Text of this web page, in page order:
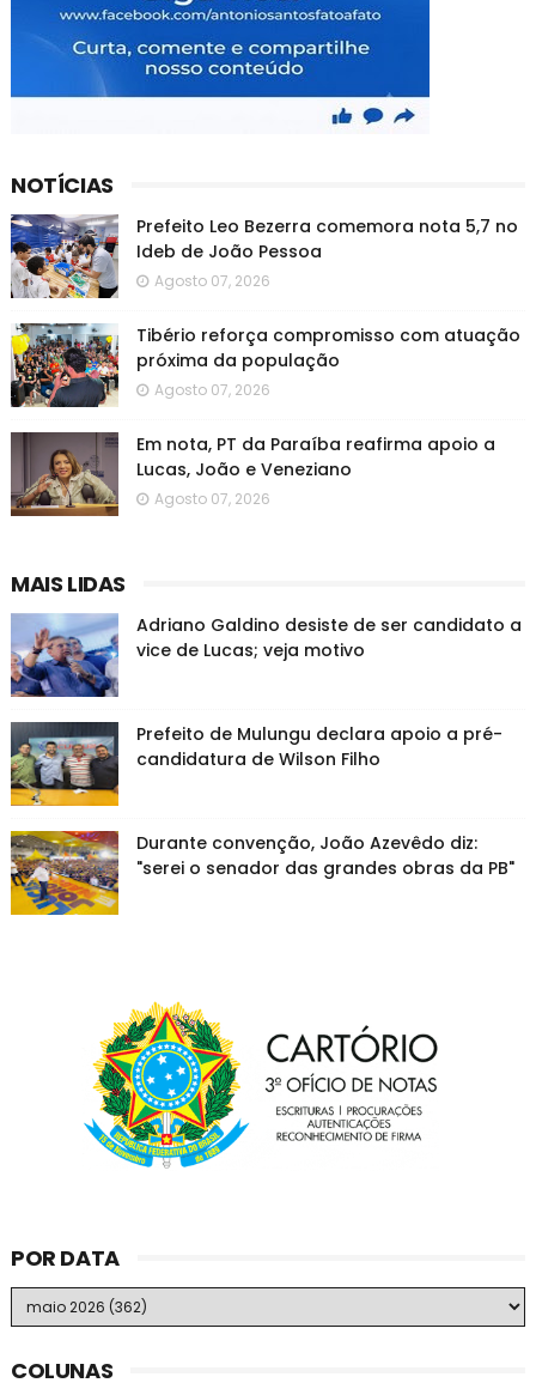
NOTÍCIAS
Prefeito Leo Bezerra comemora nota 5,7 no
Ideb de João Pessoa
Agosto 07, 2026
Tibério reforça compromisso com atuação
próxima da população
Agosto 07, 2026
Em nota, PT da Paraíba reafirma apoio a
Lucas, João e Veneziano
Agosto 07, 2026
MAIS LIDAS
Adriano Galdino desiste de ser candidato a
vice de Lucas; veja motivo
Prefeito de Mulungu declara apoio a pré-
candidatura de Wilson Filho
Durante convenção, João Azevêdo diz:
"serei o senador das grandes obras da PB"
POR DATA
COLUNAS